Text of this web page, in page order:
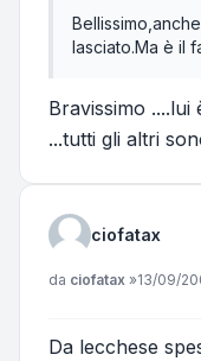
lasciato.Ma è il
Bravissimo
...tutti gli altri
ciofatax
Messaggio
da ciofatax »13/09/
Da lecchese